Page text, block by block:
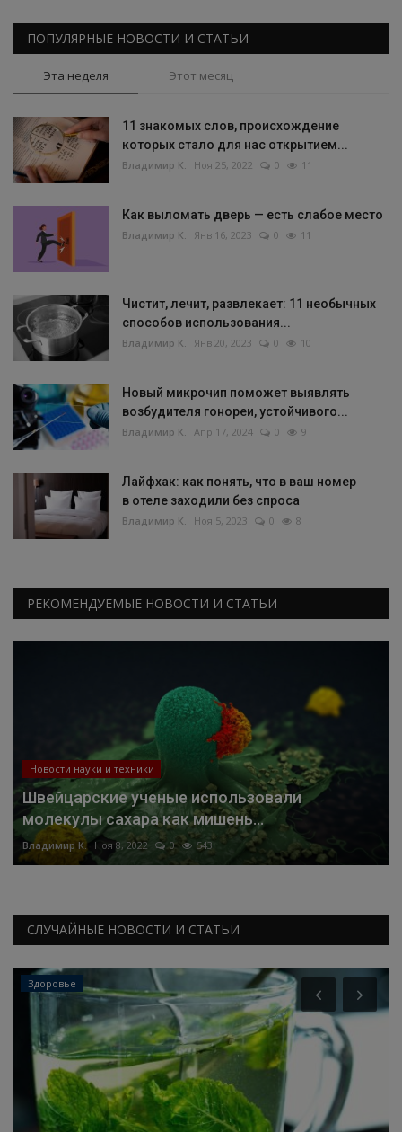
ПОПУЛЯРНЫЕ НОВОСТИ И СТАТЬИ
Эта неделя Этот месяц
11 знакомых слов, происхождение
которых стало для нас открытием...
Владимир К. Ноя 25, 2022 0 11
Как выломать дверь — есть слабое место
Владимир К. Янв 16, 2023 0 11
Чистит, лечит, развлекает: 11 необычных
способов использования...
Владимир К. Янв 20, 2023 0 10
Новый микрочип поможет выявлять
возбудителя гонореи, устойчивого...
Владимир К. Апр 17, 2024 0 9
Лайфхак: как понять, что в ваш номер
в отеле заходили без спроса
Владимир К. Ноя 5, 2023 0 8
РЕКОМЕНДУЕМЫЕ НОВОСТИ И СТАТЬИ
Новости науки и техники
Швейцарские ученые использовали
молекулы сахара как мишень...
Владимир К. Ноя 8, 2022 0 543
СЛУЧАЙНЫЕ НОВОСТИ И СТАТЬИ
Здоровье